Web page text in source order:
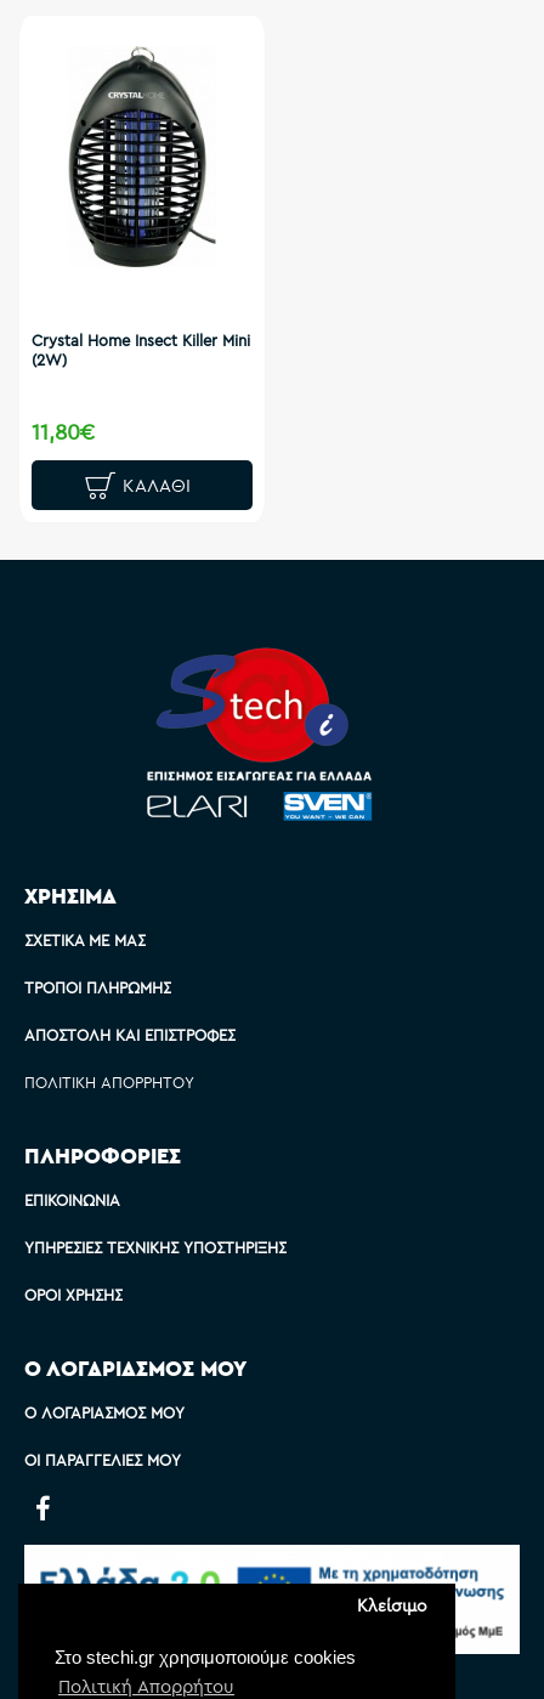
Στο stechi.gr χρησιμοποιούμε cookies
Πολιτική Απορρήτου
Κλείσιμο
Crystal Home Insect Killer Mini
(2W)
11,80€
ΚΑΛΆΘΙ
ΧΡΗΣΙΜΑ
ΣΧΕΤΙΚΆ ΜΕ ΜΑΣ
ΤΡΌΠΟΙ ΠΛΗΡΩΜΉΣ
ΑΠΟΣΤΟΛΉ ΚΑΙ ΕΠΙΣΤΡΟΦΈΣ
ΠΟΛΙΤΙΚΉ ΑΠΟΡΡΉΤΟΥ
ΠΛΗΡΟΦΟΡΙΕΣ
ΕΠΙΚΟΙΝΩΝΊΑ
ΥΠΗΡΕΣΊΕΣ ΤΕΧΝΙΚΉΣ ΥΠΟΣΤΉΡΙΞΗΣ
ΌΡΟΙ ΧΡΉΣΗΣ
Ο ΛΟΓΑΡΙΑΣΜΟΣ ΜΟΥ
Ο ΛΟΓΑΡΙΑΣΜΌΣ ΜΟΥ
ΟΙ ΠΑΡΑΓΓΕΛΊΕΣ ΜΟΥ